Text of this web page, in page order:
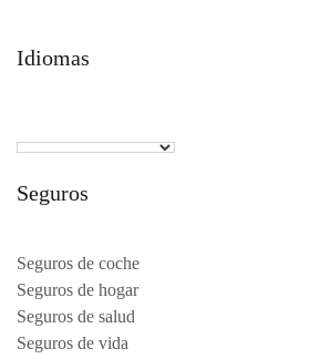
Idiomas
Seguros
Seguros de coche
Seguros de hogar
Seguros de salud
Seguros de vida